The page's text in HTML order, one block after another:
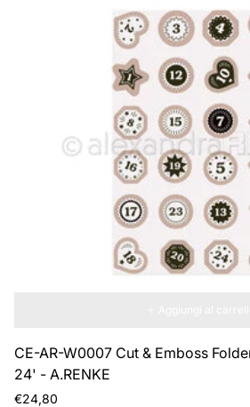
CE-AR-W0007 Cut & Emboss
24' - A.RENKE
Prezzo
€24,80